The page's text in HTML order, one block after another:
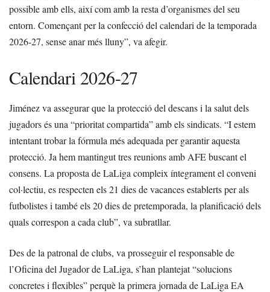
possible amb ells, així com amb la resta d’organismes del seu
entorn. Començant per la confecció del calendari de la temporada
2026-27, sense anar més lluny”, va afegir.
Calendari 2026-27
Jiménez va assegurar que la protecció del descans i la salut dels
jugadors és una “prioritat compartida” amb els sindicats. “I estem
intentant trobar la fórmula més adequada per garantir aquesta
protecció. Ja hem mantingut tres reunions amb AFE buscant el
consens. La proposta de LaLiga compleix íntegrament el conveni
col·lectiu, es respecten els 21 dies de vacances establerts per als
futbolistes i també els 20 dies de pretemporada, la planificació dels
quals correspon a cada club”, va subratllar.
Des de la patronal de clubs, va prosseguir el responsable de
l’Oficina del Jugador de LaLiga, s’han plantejat “solucions
concretes i flexibles” perquè la primera jornada de LaLiga EA